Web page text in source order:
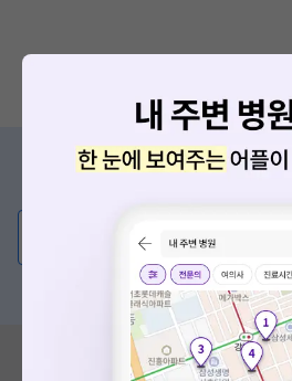
증상/치료, 궁금한
💬 무엇이든 물어보세요
혹은, 의료상담 서비스에 다양
혹시 잘못된 병원정보가 있나요?
모두닥 팀에 알려주세요!